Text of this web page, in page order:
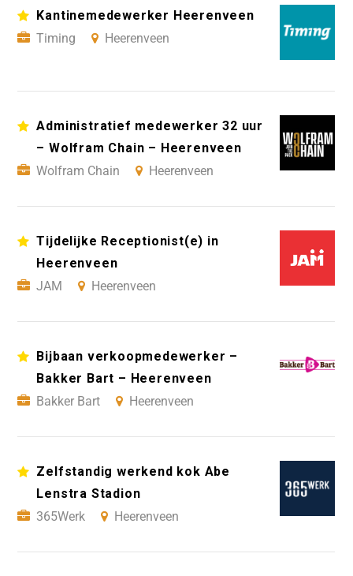
Kantinemedewerker Heerenveen
Timing
Heerenveen
Administratief medewerker 32 uur
– Wolfram Chain – Heerenveen
Wolfram Chain
Heerenveen
Tijdelijke Receptionist(e) in
Heerenveen
JAM
Heerenveen
Bijbaan verkoopmedewerker –
Bakker Bart – Heerenveen
Bakker Bart
Heerenveen
Zelfstandig werkend kok Abe
Lenstra Stadion
365Werk
Heerenveen